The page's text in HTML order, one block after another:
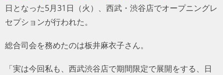
日となった5月31日（火）、西武・渋谷店でオープニングレ
セプションが行われた。
総合司会を務めたのは板井麻衣子さん。
「実は今回私も、西武渋谷店で期間限定で展開をする、日